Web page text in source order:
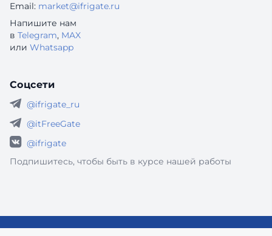
Email: market@ifrigate.ru
Напишите нам
в Telegram, MAX
или Whatsapp
Соцсети
@ifrigate_ru
@itFreeGate
@ifrigate
Подпишитесь, чтобы быть в курсе нашей работы